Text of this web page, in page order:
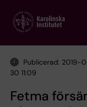
main
Publicerad: 2019-
30 11:09
Fetma